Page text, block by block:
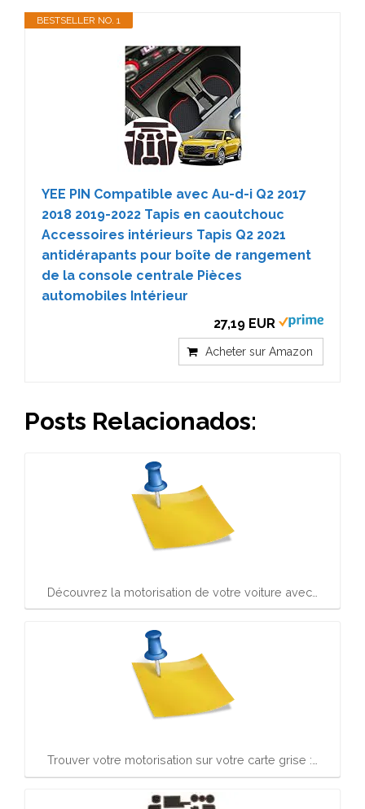
BESTSELLER NO. 1
YEE PIN Compatible avec Au-d-i Q2 2017
2018 2019-2022 Tapis en caoutchouc
Accessoires intérieurs Tapis Q2 2021
antidérapants pour boîte de rangement
de la console centrale Pièces
automobiles Intérieur
27,19 EUR
Acheter sur Amazon
Posts Relacionados:
Découvrez la motorisation de votre voiture avec…
Trouver votre motorisation sur votre carte grise :…